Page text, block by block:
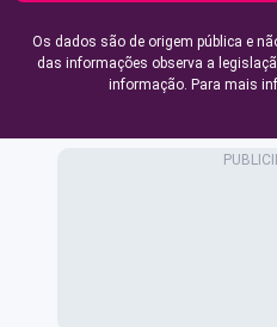
Os dados são de origem pública e
das informações observa a
informação. Para mais